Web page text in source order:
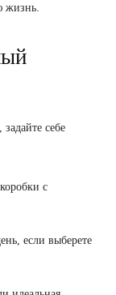
жизнь.
себе
с
если выберете